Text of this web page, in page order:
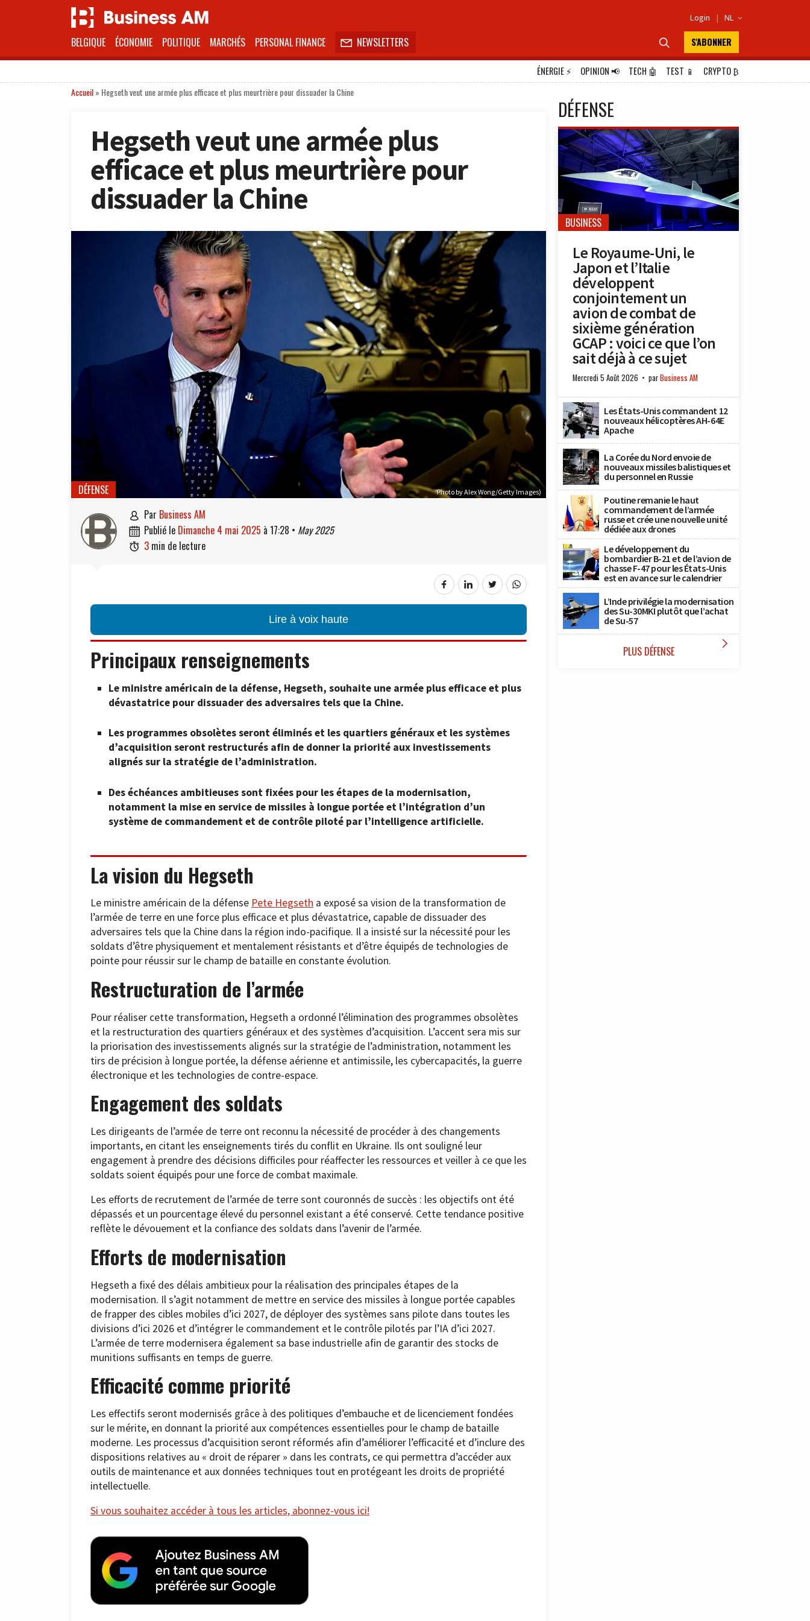
Login | NL 
BELGIQUE ÉCONOMIE POLITIQUE MARCHÉS PERSONAL FINANCE  NEWSLETTERS  S'ABONNER
ÉNERGIE⚡ OPINION📢 TECH 🤖 TEST 📱 CRYPTO₿
Accueil» Hegseth veut une armée plus efficace et plus meurtrière pour dissuader la Chine
Hegseth veut une armée plus
efficace et plus meurtrière pour
dissuader la Chine
Photo by Alex Wong/Getty Images)
DÉFENSE
 par Business AM
 publié le dimanche 4 mai 2025 à 17:28 • May 2025
 3 min de lecture
Lire à voix haute
Principaux renseignements
Le ministre américain de la défense, Hegseth, souhaite une armée plus efficace et plus
dévastatrice pour dissuader des adversaires tels que la Chine.
Les programmes obsolètes seront éliminés et les quartiers généraux et les systèmes
d’acquisition seront restructurés afin de donner la priorité aux investissements
alignés sur la stratégie de l’administration.
Des échéances ambitieuses sont fixées pour les étapes de la modernisation,
notamment la mise en service de missiles à longue portée et l’intégration d’un
système de commandement et de contrôle piloté par l’intelligence artificielle.
La vision du Hegseth
Le ministre américain de la défense Pete Hegseth a exposé sa vision de la transformation de
l’armée de terre en une force plus efficace et plus dévastatrice, capable de dissuader des
adversaires tels que la Chine dans la région indo-pacifique. Il a insisté sur la nécessité pour les
soldats d’être physiquement et mentalement résistants et d’être équipés de technologies de
pointe pour réussir sur le champ de bataille en constante évolution.
Restructuration de l’armée
Pour réaliser cette transformation, Hegseth a ordonné l’élimination des programmes obsolètes
et la restructuration des quartiers généraux et des systèmes d’acquisition. L’accent sera mis sur
la priorisation des investissements alignés sur la stratégie de l’administration, notamment les
tirs de précision à longue portée, la défense aérienne et antimissile, les cybercapacités, la guerre
électronique et les technologies de contre-espace.
Engagement des soldats
Les dirigeants de l’armée de terre ont reconnu la nécessité de procéder à des changements
importants, en citant les enseignements tirés du conflit en Ukraine. Ils ont souligné leur
engagement à prendre des décisions difficiles pour réaffecter les ressources et veiller à ce que les
soldats soient équipés pour une force de combat maximale.
Les efforts de recrutement de l’armée de terre sont couronnés de succès : les objectifs ont été
dépassés et un pourcentage élevé du personnel existant a été conservé. Cette tendance positive
reflète le dévouement et la confiance des soldats dans l’avenir de l’armée.
Efforts de modernisation
Hegseth a fixé des délais ambitieux pour la réalisation des principales étapes de la
modernisation. Il s’agit notamment de mettre en service des missiles à longue portée capables
de frapper des cibles mobiles d’ici 2027, de déployer des systèmes sans pilote dans toutes les
divisions d’ici 2026 et d’intégrer le commandement et le contrôle pilotés par l’IA d’ici 2027.
L’armée de terre modernisera également sa base industrielle afin de garantir des stocks de
munitions suffisants en temps de guerre.
Efficacité comme priorité
Les effectifs seront modernisés grâce à des politiques d’embauche et de licenciement fondées
sur le mérite, en donnant la priorité aux compétences essentielles pour le champ de bataille
moderne. Les processus d’acquisition seront réformés afin d’améliorer l’efficacité et d’inclure des
dispositions relatives au « droit de réparer » dans les contrats, ce qui permettra d’accéder aux
outils de maintenance et aux données techniques tout en protégeant les droits de propriété
intellectuelle.
Si vous souhaitez accéder à tous les articles, abonnez-vous ici!
DÉFENSE
BUSINESS
Le Royaume-Uni, le
Japon et l’Italie
développent
conjointement un
avion de combat de
sixième génération
GCAP : voici ce que l’on
sait déjà à ce sujet
Mercredi 5 Août 2026 parBusiness AM
Les États-Unis commandent 12
nouveaux hélicoptères AH-64E
Apache
La Corée du Nord envoie de
nouveaux missiles balistiques et
du personnel en Russie
Poutine remanie le haut
commandement de l’armée
russe et crée une nouvelle unité
dédiée aux drones
Le développement du
bombardier B-21 et de l’avion de
chasse F-47 pour les États-Unis
est en avance sur le calendrier
L’Inde privilégie la modernisation
des Su-30MKI plutôt que l’achat
de Su-57
PLUS DÉFENSE 